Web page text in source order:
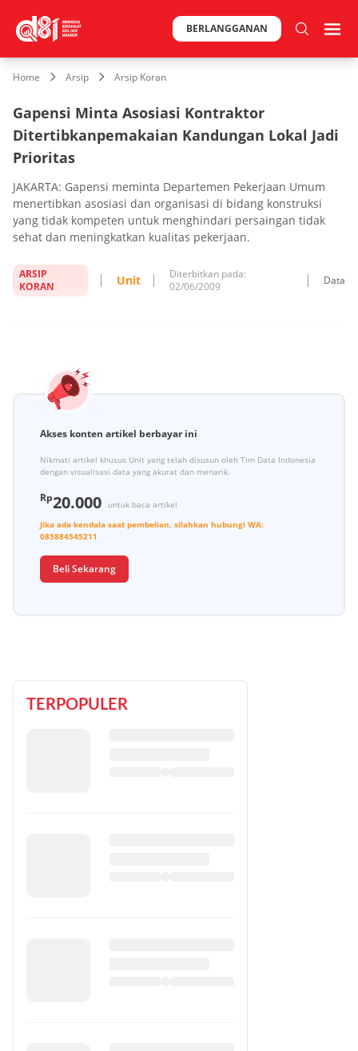
BERLANGGANAN
Home Arsip Arsip Koran
Gapensi Minta Asosiasi Kontraktor
Ditertibkanpemakaian Kandungan Lokal Jadi
Prioritas
JAKARTA: Gapensi meminta Departemen Pekerjaan Umum
menertibkan asosiasi dan organisasi di bidang konstruksi
yang tidak kompeten untuk menghindari persaingan tidak
sehat dan meningkatkan kualitas pekerjaan.
ARSIP
KORAN
Unit
Diterbitkan pada:
02/06/2009
Data
Akses konten artikel berbayar ini
Nikmati artikel khusus Unit yang telah disusun oleh Tim Data Indonesia
dengan visualisasi data yang akurat dan menarik.
Rp20.000
untuk baca artikel
Jika ada kendala saat pembelian, silahkan hubungi WA:
085884545211
Beli Sekarang
TERPOPULER